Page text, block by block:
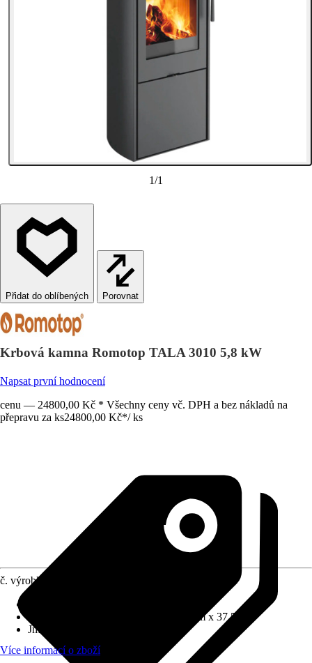
1/1
Porovnat
Krbová kamna Romotop TALA 3010 5,8 kW
Napsat první hodnocení
cenu — 24800,00 Kč * Všechny ceny vč. DPH a bez nákladů na
přepravu za ks24800,00 Kč*/ ks
č. výrobku
51.1 cm x 105.6 cm x 37.5 cm
Jmenovitý tepelný výkon
Více informací o zboží